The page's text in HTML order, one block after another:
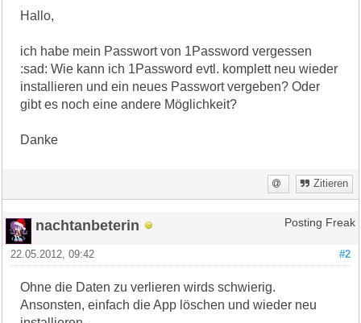
Hallo,
ich habe mein Passwort von 1Password vergessen
:sad: Wie kann ich 1Password evtl. komplett neu wieder
installieren und ein neues Passwort vergeben? Oder
gibt es noch eine andere Möglichkeit?
Danke
Zitieren
nachtanbeterin Posting Freak
#2
22.05.2012, 09:42
Ohne die Daten zu verlieren wirds schwierig.
Ansonsten, einfach die App löschen und wieder neu